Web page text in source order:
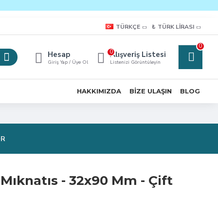
TÜRKÇE ₺ TÜRK LIRASI
Hesap
Giriş Yap / Üye Ol
Alışveriş Listesi
Listenizi Görüntüleyin
0
0
HAKKIMIZDA BIZE ULAŞIN BLOG
- 32x90 Mm - Çift